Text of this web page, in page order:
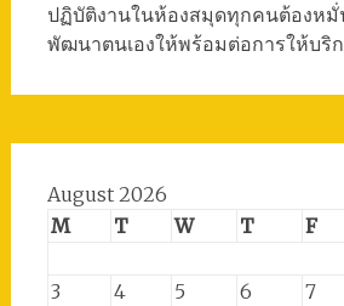
ปฏิบัติงานในห้องสมุดทุกคนต้องหมั่
พัฒนาตนเองให้พร้อมต่อการให้บริก
August 2026
M
T W T F
3
4 5 6 7